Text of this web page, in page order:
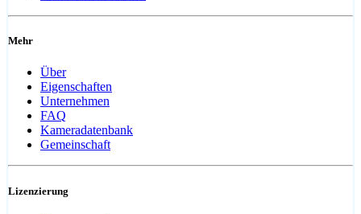
Mehr
Über
Eigenschaften
Unternehmen
FAQ
Kameradatenbank
Gemeinschaft
Lizenzierung